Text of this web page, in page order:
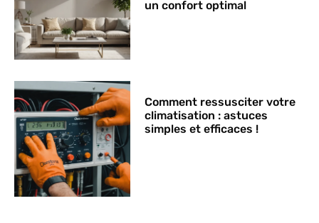
un confort optimal
Comment ressusciter votre
climatisation : astuces
simples et efficaces !